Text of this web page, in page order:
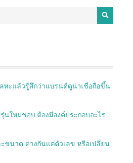
หะแล้วรู้สึกว่าแบรนด์ดูน่าเชื่อถือขึ้น
ใหม่ชอบ ต้องมีองค์ประกอบอะไร
ขนาด ต่างกันแค่ตัวเลข หรือเปลี่ยน